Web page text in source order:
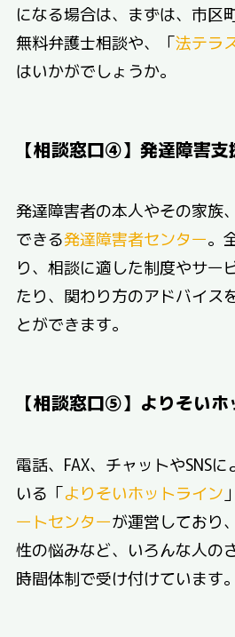
になる場合は、まずは、市区
無料弁護士相談や、「法テラ
はいかがでしょうか。
【相談窓口④】発達障害支
発達障害者の本人やその家族
できる発達障害者センター。
り、相談に適した制度やサー
たり、関わり方のアドバイス
とができます。
【相談窓口⑤】よりそい
電話、FAX、チャットやSNS
いる「よりそいホットライン
ートセンターが運営しており
性の悩みなど、いろんな人の
時間体制で受け付けています。